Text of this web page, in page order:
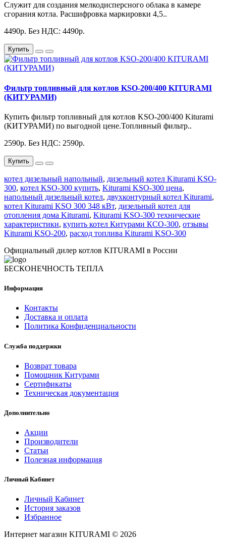
Служит для создания мелкодисперсного облака в камере
сгорания котла. Расшифровка маркировки 4,5..
4490р. Без НДС: 4490р.
Купить
Фильтр топливный для котлов KSO-200/400 KITURAMI
(КИТУРАМИ)
Купить фильтр топливный для котлов KSO-200/400 Kiturami
(КИТУРАМИ) по выгодной цене.Топливный фильтр..
2590р. Без НДС: 2590р.
Купить
котел дизельный напольный, дизельный котел Kiturami KSO-
300, котел KSO-300 купить, Kiturami KSO-300 цена,
напольный дизельный котел, двухконтурный котел Kiturami,
котел Kiturami KSO 300 348 кВт, дизельный котел для
отопления дома Kiturami, Kiturami KSO-300 технические
характеристики, купить котел Китурами КСО-300, отзывы
Kiturami KSO-200, расход топлива Kiturami KSO-300
Официальный дилер котлов KITURAMI в России
БЕСКОНЕЧНОСТЬ ТЕПЛА
Информация
Контакты
Доставка и оплата
Политика Конфиденциальности
Служба поддержки
Возврат товара
Помощник Китурами
Сертификаты
Техническая документация
Дополнительно
Акции
Производители
Статьи
Полезная информация
Личный Кабинет
Личный Кабинет
История заказов
Избранное
Интернет магазин KITURAMI © 2026